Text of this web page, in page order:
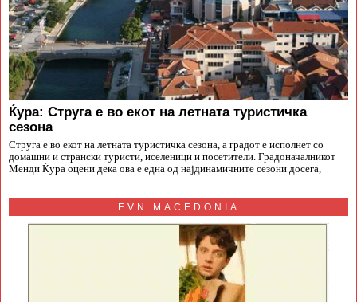
Ќура: Струга е во екот на летната туристичка
сезона
Струга е во екот на летната туристичка сезона, а градот е исполнет со
домашни и странски туристи, иселеници и посетители. Градоначалникот
Менди Ќура оцени дека ова е една од најдинамичните сезони досега,
EVN MACEDONIA